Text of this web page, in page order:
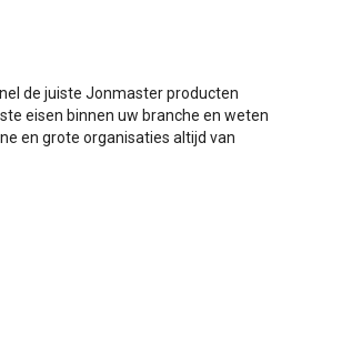
de juiste Jonmaster producten
eisen binnen uw branche en weten
en grote organisaties altijd van